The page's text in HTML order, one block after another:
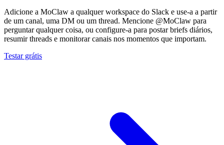
Adicione a MoClaw a qualquer workspace do Slack e use-a a partir
de um canal, uma DM ou um thread. Mencione @MoClaw para
perguntar qualquer coisa, ou configure-a para postar briefs diários,
resumir threads e monitorar canais nos momentos que importam.
Testar grátis